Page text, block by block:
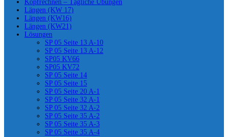
Kopfrechnen – Tägliche Übungen
Längen (KW 17)
Längen (KW16)
Längen (KW21)
Lösungen
SP 05 Seite 13 A-10
SP 05 Seite 13 A-12
SP05 KV66
SP05 KV72
SP 05 Seite 14
SP 05 Seite 15
SP 05 Seite 20 A-1
SP 05 Seite 32 A-1
SP 05 Seite 32 A-2
SP 05 Seite 35 A-2
SP 05 Seite 35 A-3
SP 05 Seite 35 A-4